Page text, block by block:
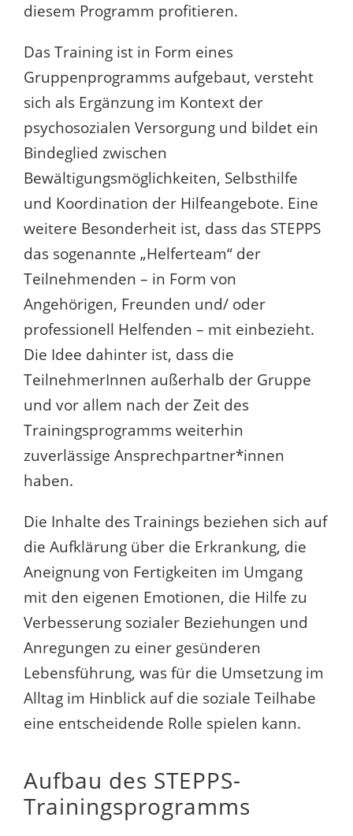
diesem Programm profitieren.
Das Training ist in Form eines
Gruppenprogramms aufgebaut, versteht
sich als Ergänzung im Kontext der
psychosozialen Versorgung und bildet ein
Bindeglied zwischen
Bewältigungsmöglichkeiten, Selbsthilfe
und Koordination der Hilfeangebote. Eine
weitere Besonderheit ist, dass das STEPPS
das sogenannte „Helferteam“ der
Teilnehmenden – in Form von
Angehörigen, Freunden und/ oder
professionell Helfenden – mit einbezieht.
Die Idee dahinter ist, dass die
TeilnehmerInnen außerhalb der Gruppe
und vor allem nach der Zeit des
Trainingsprogramms weiterhin
zuverlässige Ansprechpartner*innen
haben.
Die Inhalte des Trainings beziehen sich auf
die Aufklärung über die Erkrankung, die
Aneignung von Fertigkeiten im Umgang
mit den eigenen Emotionen, die Hilfe zu
Verbesserung sozialer Beziehungen und
Anregungen zu einer gesünderen
Lebensführung, was für die Umsetzung im
Alltag im Hinblick auf die soziale Teilhabe
eine entscheidende Rolle spielen kann.
Aufbau des STEPPS-
Trainingsprogramms